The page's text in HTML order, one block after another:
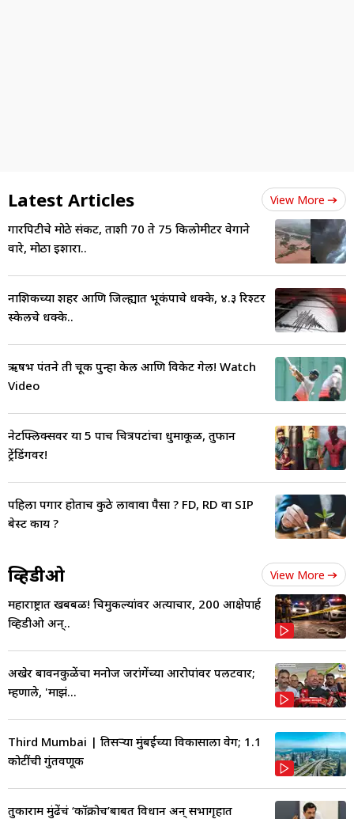
Latest Articles View More
गारपिटीचे मोठे संकट, ताशी 70 ते 75 किलोमीटर वेगाने
वारे, मोठा इशारा..
नाशिकच्या शहर आणि जिल्ह्यात भूकंपाचे धक्के, ४.३ रिश्टर
स्केलचे धक्के..
ऋषभ पंतने ती चूक पुन्हा केली आणि विकेट गेली! Watch
Video
नेटफ्लिक्सवर या 5 पाच चित्रपटांचा धुमाकूळ, तुफान
ट्रेंडिंगवर!
पहिला पगार होताच कुठे लावावा पैसा ? FD, RD वा SIP
बेस्ट काय ?
व्हिडीओ View More
महाराष्ट्रात खबबळ! चिमुकल्यांवर अत्याचार, 200 आक्षेपार्ह
व्हिडीओ अन्..
अखेर बावनकुळेंचा मनोज जरांगेंच्या आरोपांवर पलटवार;
म्हणाले, 'माझं...
Third Mumbai | तिसऱ्या मुंबईच्या विकासाला वेग; 1.1
कोटींची गुंतवणूक
तुकाराम मुंढेंचं ‘कॉक्रोच’बाबत विधान अन् सभागृहात